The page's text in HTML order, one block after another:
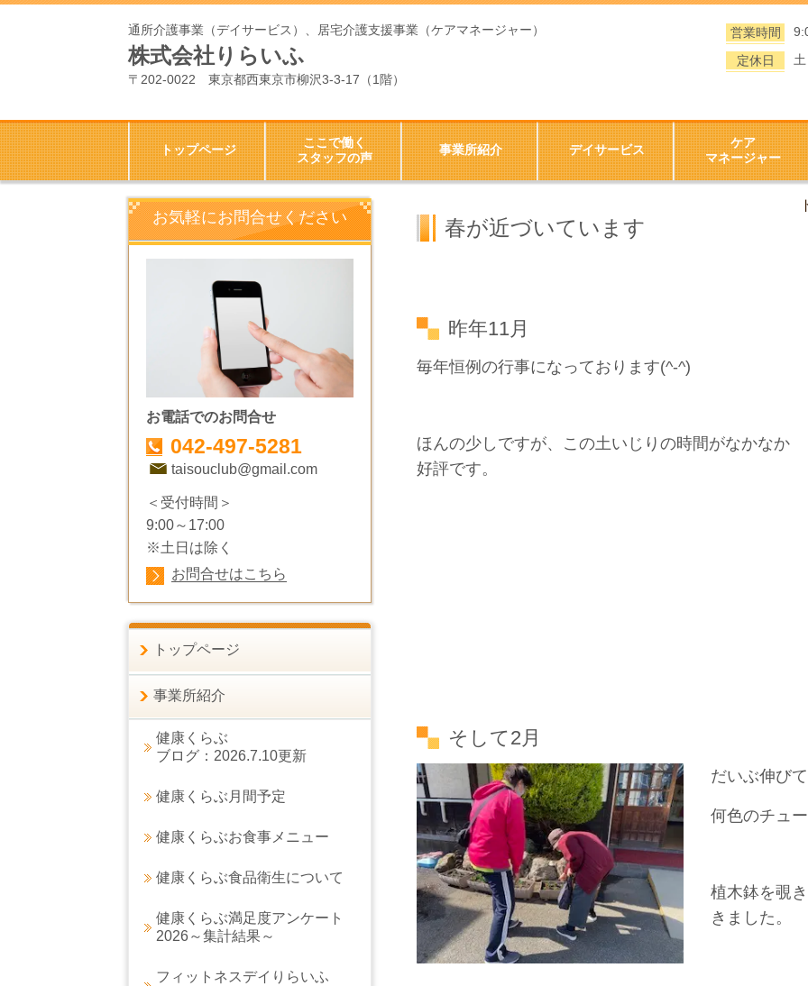
通所介護事業（デイサービス）、居宅介護支援事業（ケアマネージャー）
株式会社りらいふ
〒202-0022 東京都西東京市柳沢3-3-17（1階）
営業時間
定休日
トップページ
ここで働く
スタッフの声
事業所紹介 デイサービス
ケア
マネージャー
春が近づいています
昨年11月
毎年恒例の行事になっております(^-^)
ほんの少しですが、この土いじりの時間がなかなか
好評です。
そして2月
だいぶ伸び
何色のチュ
植木鉢を覗
きました。
お気軽にお問合せください
お電話でのお問合せ
042-497-5281
taisouclub@gmail.com
＜受付時間＞
9:00～17:00
※土日は除く
お問合せはこちら
トップページ
事業所紹介
健康くらぶ
ブログ：2026.7.10更新
健康くらぶ月間予定
健康くらぶお食事メニュー
健康くらぶ食品衛生について
健康くらぶ満足度アンケート
2026～集計結果～
フィットネスデイりらいふ